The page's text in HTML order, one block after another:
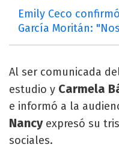
Emily Ceco
García Moritán:
Al ser comunicada
estudio y Carmela
e informó a la
Nancy expresó su
sociales.